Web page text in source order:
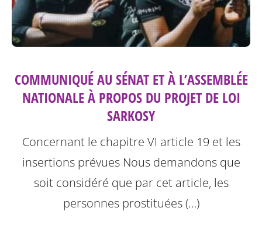
COMMUNIQUÉ AU SÉNAT ET À L’ASSEMBLÉE
NATIONALE À PROPOS DU PROJET DE LOI
SARKOSY
Concernant le chapitre VI article 19 et les
insertions prévues Nous demandons que
soit considéré que par cet article, les
personnes prostituées (…)